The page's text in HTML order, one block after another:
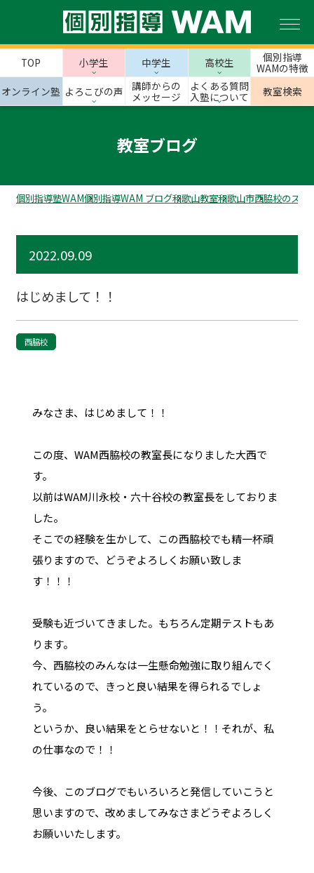
TOP 小学生 中学生 高校生
個別指導
WAMの特徴
オンライン塾 よろこびの声
講師からの
メッセージ
よくある質問
入塾について
教室検索
教室ブログ
個別指導塾WAM個別指導WAM ブログ和歌山教室和歌山市西脇校のスタ
2022.09.09
はじめまして！！
西脇校
みなさま、はじめまして！！
この度、WAM西脇校の教室長になりました大西で
す。
以前はWAM川永校・六十谷校の教室長をしておりま
した。
そこでの経験を生かして、この西脇校でも精一杯頑
張りますので、どうぞよろしくお願い致しま
す！！！
受験も近づいてきました。もちろん定期テストもあ
ります。
今、西脇校のみんなは一生懸命勉強に取り組んでく
れているので、きっと良い結果を得られるでしょ
う。
というか、良い結果をとらせないと！！それが、私
の仕事なので！！
今後、このブログでもいろいろと発信していこうと
思いますので、改めましてみなさまどうぞよろしく
お願いいたします。